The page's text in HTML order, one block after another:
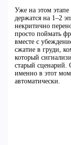
Уже на этом этапе
держатся на 1–2
некритично
просто поймать
вместе с
сжатие в груди,
который
старый сценарий.
именно в этот
автоматически.